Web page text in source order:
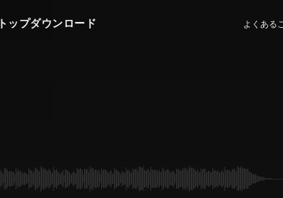
トップダウンロード よくある